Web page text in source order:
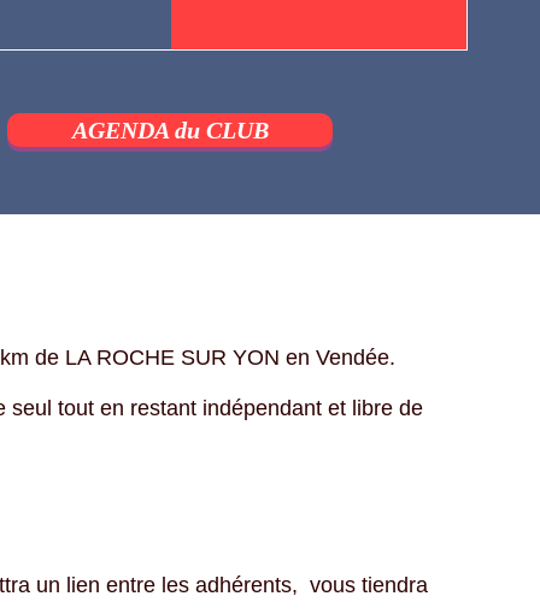
AGENDA du CLUB
de LA ROCHE SUR YON en Vendée.
seul tout en restant indépendant et libre de
un lien entre les adhérents, vous tiendra